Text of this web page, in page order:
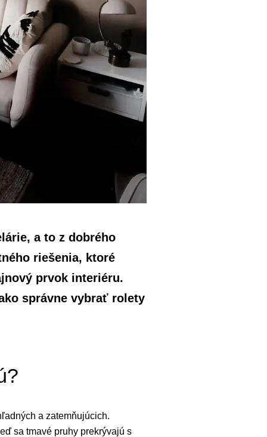
a to z dobrého
riešenia, ktoré
prvok interiéru.
správne vybrať rolety
a zatemňujúcich.
sa tmavé pruhy prekrývajú s